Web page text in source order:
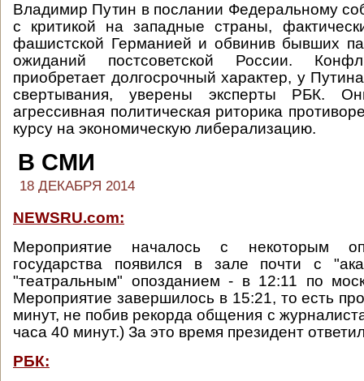
Владимир Путин в послании Федеральному
с критикой на западные страны,
фашистской Германией и обвинив бывших
ожиданий постсоветской России.
приобретает долгосрочный характер, у
свертывания, уверены эксперты РБК.
агрессивная политическая риторика
курсу на экономическую либерализацию.
В СМИ
18 ДЕКАБРЯ 2014
NEWSRU.com:
Мероприятие началось с некоторым
государства появился в зале почти с
"театральным" опозданием - в 12:11 по
Мероприятие завершилось в 15:21, то есть
минут, не побив рекорда общения с
часа 40 минут.) За это время президент
РБК: